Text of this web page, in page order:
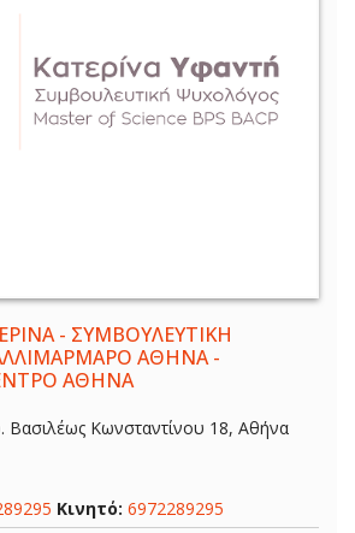
- ΣΥΜΒΟΥΛΕΥΤΙΚΗ
ΑΘΗΝΑ -
ΑΘΗΝΑ
Βασιλέως Κωνσταντίνου 18, Αθήνα
Κινητό: 6972289295